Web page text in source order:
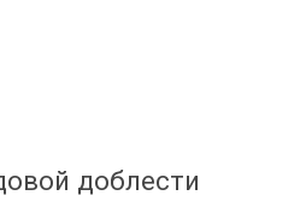
доблести